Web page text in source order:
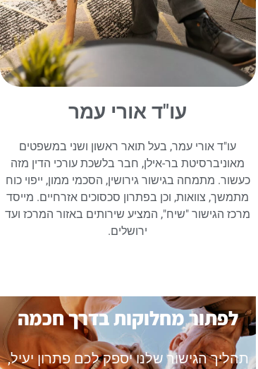
עו"ד אורי עמר
עו"ד אורי עמר, בעל תואר ראשון ושני במשפטים
מאוניברסיטת בר-אילן, חבר בלשכת עורכי הדין מזה
כעשור. מתמחה בגישור גירושין, הסכמי ממון, ייפוי כוח
מתמשך, צוואות, וכן בפתרון סכסוכים אזרחיים. מייסד
מרכז הגישור "שיח", המציע שירותים באזור המרכז ועד
ירושלים.
לפתור מחלוקות בדרך חכמה
תהליך הגישור שלנו יספק לכם פתרון יעיל,